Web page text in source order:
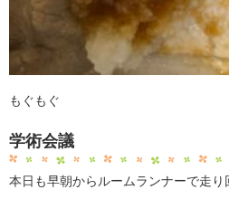
もぐもぐ
学術会議
本日も早朝からルームランナーで走り